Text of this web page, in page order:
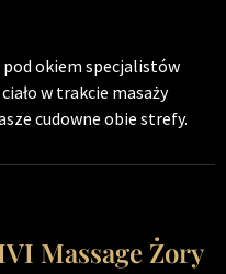
pod okiem specjalistów
w trakcie masaży
cudowne obie strefy.
Massage Żory